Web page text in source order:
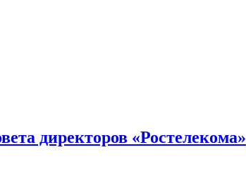
директоров «Ростелекома»